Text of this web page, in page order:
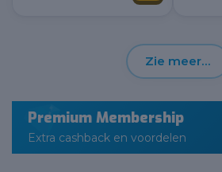
Zie meer…
Premium Membership
Extra cashback en voordelen